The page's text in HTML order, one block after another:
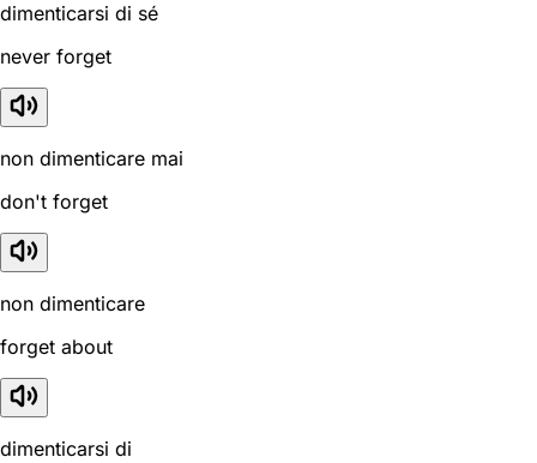
dimenticarsi di sé
never forget
non dimenticare mai
don't forget
non dimenticare
forget about
dimenticarsi di